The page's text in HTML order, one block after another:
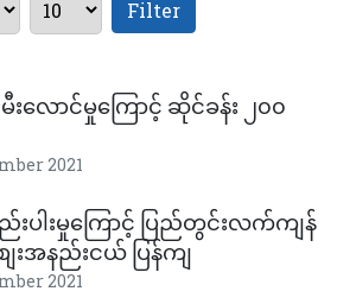
Filter
လောင်မှုကြောင့် ဆိုင်ခန်း ၂၀၀
2021
ပါးမှုကြောင့် ပြည်တွင်းလက်ကျန်
ေးအနည်းငယ် ပြန်ကျ
2021